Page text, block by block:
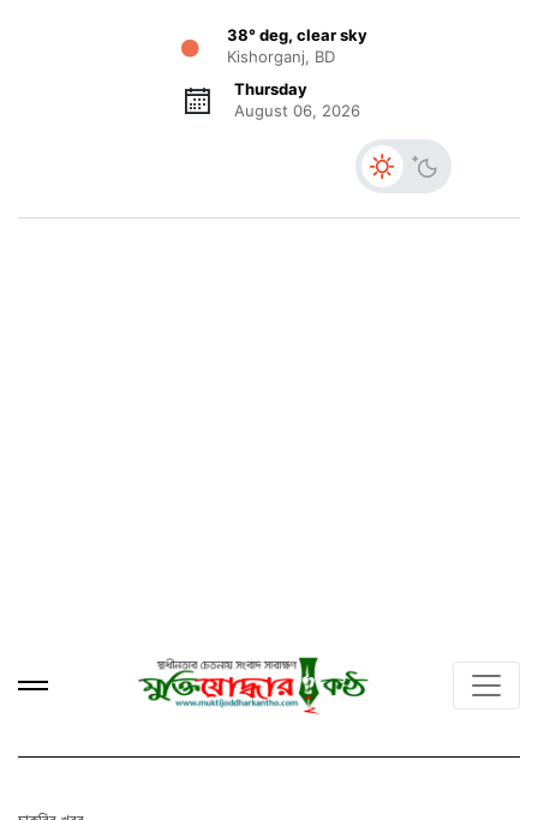
38° deg, clear sky
Kishorganj, BD
Thursday
August 06, 2026